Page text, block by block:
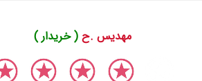
مهدیس .ح( خریدار )